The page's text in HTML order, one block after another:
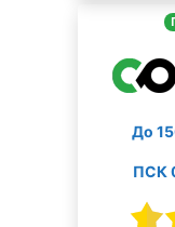
До
ПСК